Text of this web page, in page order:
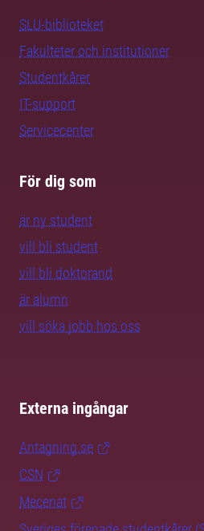
SLU-biblioteket
Fakulteter och institutioner
Studentkårer
IT-support
Servicecenter
För dig som
är ny student
vill bli student
vill bli doktorand
är alumn
vill söka jobb hos oss
Externa ingångar
Antagning.se
CSN
Mecenat